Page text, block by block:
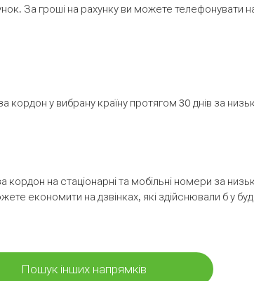
За гроші на рахунку ви можете телефонувати на
у вибрану країну протягом 30 днів за
на стаціонарні та мобільні номери за
економити на дзвінках, які здійснювали б у
Пошук інших напрямків